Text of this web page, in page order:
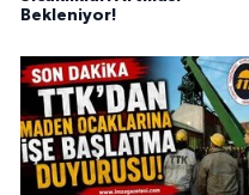
Bekleniyor!